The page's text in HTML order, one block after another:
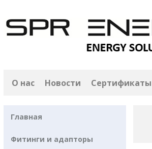
О нас Новости Сертификаты
Главная
Фитинги и адапторы